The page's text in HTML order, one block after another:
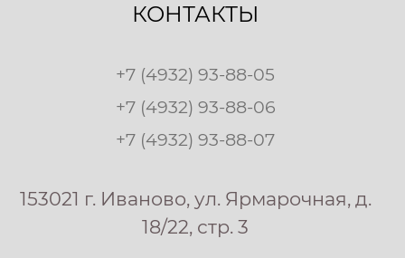
КОНТАКТЫ
+7 (4932) 93-88-05
+7 (4932) 93-88-06
+7 (4932) 93-88-07
153021 г. Иваново, ул. Ярмарочная, д.
18/22, стр. 3